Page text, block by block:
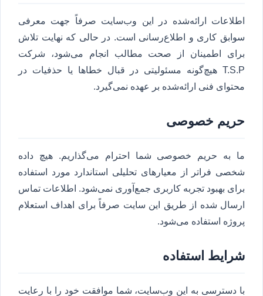
اطلاعات ارائه‌شده در این وب‌سایت صرفاً جهت معرفی
سوابق کاری و اطلاع‌رسانی است. در حالی که نهایت تلاش
برای اطمینان از صحت مطالب انجام می‌شود، شرکت
T.S.P هیچ‌گونه مسئولیتی در قبال خطاها یا حذفیات در
محتوای فنی ارائه‌شده بر عهده نمی‌گیرد.
حریم خصوصی
ما به حریم خصوصی شما احترام می‌گذاریم. هیچ داده
شخصی فراتر از معیارهای تحلیلی استاندارد مورد استفاده
برای بهبود تجربه کاربری جمع‌آوری نمی‌شود. اطلاعات تماس
ارسال شده از طریق این سایت صرفاً برای اهداف استعلام
پروژه استفاده می‌شود.
شرایط استفاده
با دسترسی به این وب‌سایت، شما موافقت خود را با رعایت